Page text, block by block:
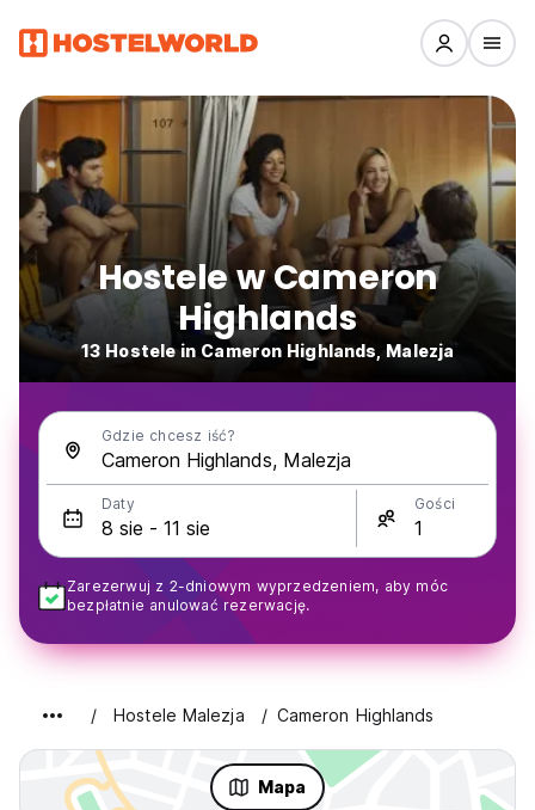
Hostele w Cameron
Highlands
13 Hostele in Cameron Highlands, Malezja
Gdzie chcesz iść?
Daty Gości
Zarezerwuj z 2-dniowym wyprzedzeniem, aby móc
bezpłatnie anulować rezerwację.
Hostele Malezja Cameron Highlands
Mapa